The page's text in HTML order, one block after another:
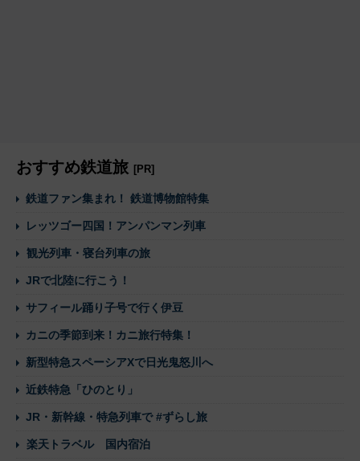
おすすめ鉄道旅 [PR]
鉄道ファン集まれ！ 鉄道博物館特集
レッツゴー四国！アンパンマン列車
観光列車・寝台列車の旅
JRで北陸に行こう！
サフィール踊り子号で行く伊豆
カニの季節到来！カニ旅行特集！
新型特急スペーシアXで日光鬼怒川へ
近鉄特急「ひのとり」
JR・新幹線・特急列車で #ずらし旅
楽天トラベル 国内宿泊